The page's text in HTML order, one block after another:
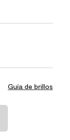
Guía de brillos